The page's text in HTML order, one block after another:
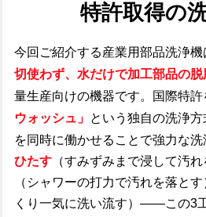
特許取得の
今回ご紹介する産業用部品洗浄機
切使わず、水だけで加工部品の脱
量生産向けの機器です。国際特許
ウォッシュ」 という独自の洗浄方
を同時に働かせることで強力な洗
ひたす （すみずみまで浸して汚れ
（シャワーの打力で汚れを落とす
くり一気に洗い流す）——この3